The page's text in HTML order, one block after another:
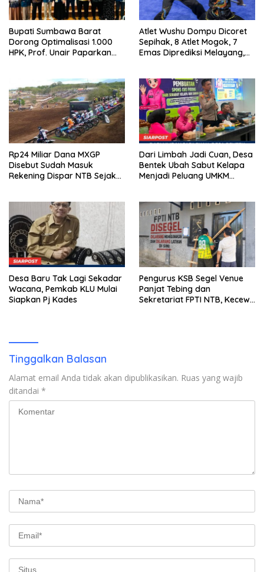
Bupati Sumbawa Barat
Dorong Optimalisasi 1.000
HPK, Prof. Unair Paparkan
Atlet Wushu Dompu Dicoret
Sepihak, 8 Atlet Mogok, 7
Emas Diprediksi Melayang,
Rp24 Miliar Dana MXGP
Disebut Sudah Masuk
Rekening Dispar NTB Sejak
Dari Limbah Jadi Cuan, Desa
Bentek Ubah Sabut Kelapa
Menjadi Peluang UMKM
Desa Baru Tak Lagi Sekadar
Wacana, Pemkab KLU Mulai
Siapkan Pj Kades
Pengurus KSB Segel Venue
Panjat Tebing dan
Sekretariat FPTI NTB, Kecewa
Tinggalkan Balasan
Alamat email Anda tidak akan dipublikasikan. Ruas yang wajib
ditandai *